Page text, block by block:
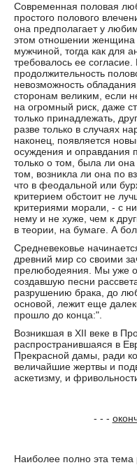
Современная половая
простого полового
она предполагает у
этом отношении женщина
мужчиной, тогда как для
требовалось ее
продолжительность
невозможность
сторонам великим, если
на огромный риск, даже
только принадлежать,
разве только в случаях
наконец, появляется
осуждения и оправдания
только о том, была ли
том, возникла ли она по
что в феодальной или
критерием обстоит не
критериями морали, - с
нему и не хуже, чем к
в теории, на бумаге. А
Средневековье
древний мир со своими
прелюбодеяния. Мы уже
создавшую песни
разрушению брака, до
основой, лежит еще
прошло до конца:".
Возникшая в XII веке в
распространившаяся в
Прекрасной дамы, ради
величайшие жертвы и
аскетизму, и
- - -
Наиболее полно эта тема